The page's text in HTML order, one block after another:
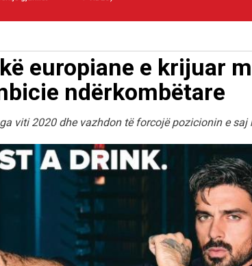
europiane e krijuar
ndërkombëtare
viti 2020 dhe vazhdon të forcojë pozicionin e saj